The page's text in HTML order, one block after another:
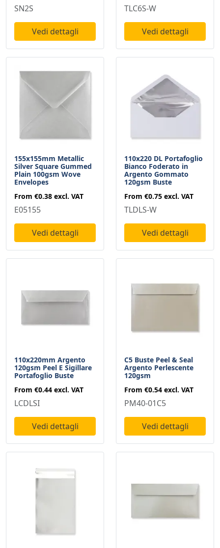
SN2S
Vedi dettagli
TLC6S-W
Vedi dettagli
155x155mm Metallic
Silver Square Gummed
Plain 100gsm Wove
Envelopes
From €0.38 excl. VAT
E05155
Vedi dettagli
110x220 DL Portafoglio
Bianco Foderato in
Argento Gommato
120gsm Buste
From €0.75 excl. VAT
TLDLS-W
Vedi dettagli
110x220mm Argento
120gsm Peel E Sigillare
Portafoglio Buste
From €0.44 excl. VAT
LCDLSI
Vedi dettagli
C5 Buste Peel & Seal
Argento Perlescente
120gsm
From €0.54 excl. VAT
PM40-01C5
Vedi dettagli